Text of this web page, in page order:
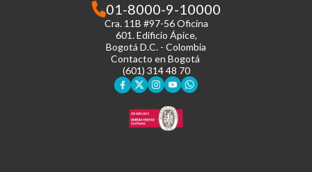
01-8000-9-10000
Cra. 11B #97-56 Oficina
601.Edificio Ápice,
Bogotá D.C. - Colombia
Contacto en Bogotá
(601) 314 48 70